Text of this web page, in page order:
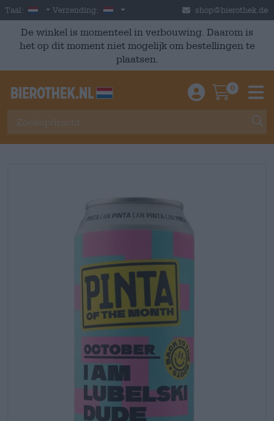
Skip to main content
Taal: Dutch
Verzending: Nederland shop@bierothek.de
De winkel is momenteel in verbouwing. Daarom is
het op dit moment niet mogelijk om bestellingen te
plaatsen.
Einloggen /
0